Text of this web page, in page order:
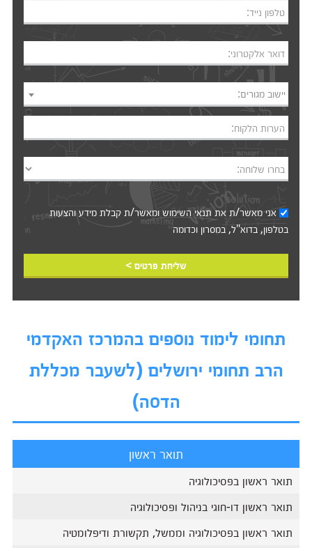
טלפון נייד:
דואר אלקטרוני:
יישוב מגורים:
הערות הלקוח:
בחרו שלוחה:
אני מאשר/ת אתתנאי השימושומאשר/ת קבלת מידע והצעות
בטלפון, בדוא"ל, במסרון וכדומה‎‎
שליחת פרטים >
תחומי לימוד נוספים בהמרכז האקדמי
הרב תחומי ירושלים (לשעבר מכללת
הדסה)
תואר ראשון
תואר ראשון בפסיכולוגיה
תואר ראשון דו-חוגי בניהול ופסיכולוגיה
תואר ראשון בפסיכולוגיה וממשל, תקשורת ודיפלומטיה